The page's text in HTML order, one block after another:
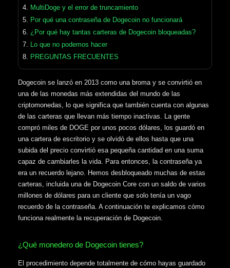
MultiDoge y el error de truncamiento
Por qué una contraseña de Dogecoin no funcionará
¿Por qué hay tantas carteras de Dogecoin bloqueadas?
Lo que no podemos hacer
PREGUNTAS FRECUENTES
Dogecoin se lanzó en 2013 como una broma y se convirtió en
una de las monedas más extendidas del mundo de las
criptomonedas, lo que significa que también cuenta con algunas
de las carteras que llevan más tiempo inactivas. La gente
compró miles de DOGE por unos pocos dólares, los guardó en
una cartera de escritorio y se olvidó de ellos hasta que una
subida del precio convirtió esa pequeña cantidad en una suma
capaz de cambiarles la vida. Para entonces, la contraseña ya
era un recuerdo lejano. Hemos desbloqueado muchas de estas
carteras, incluida una de Dogecoin Core con un saldo de varios
millones de dólares para un cliente que solo tenía un vago
recuerdo de la contraseña. A continuación te explicamos cómo
funciona realmente la recuperación de Dogecoin.
¿Qué monedero de Dogecoin tienes?
El procedimiento depende totalmente de cómo hayas guardado